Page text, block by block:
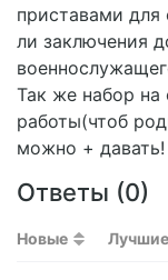
приставами
ли заключения
Так же набор на
работы(чтоб
можно + давать!
Ответы (0)
Новые Лучшие